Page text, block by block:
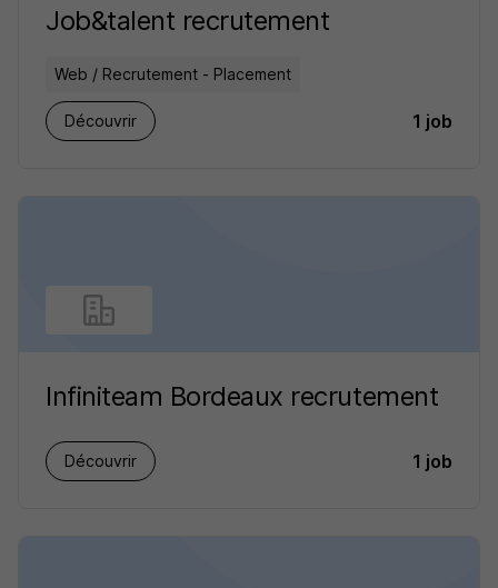
Job&talent recrutement
Web / Recrutement - Placement
Découvrir 1 job
Infiniteam Bordeaux recrutement
Découvrir 1 job